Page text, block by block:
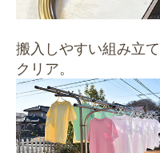
搬入しやすい組み立
クリア。